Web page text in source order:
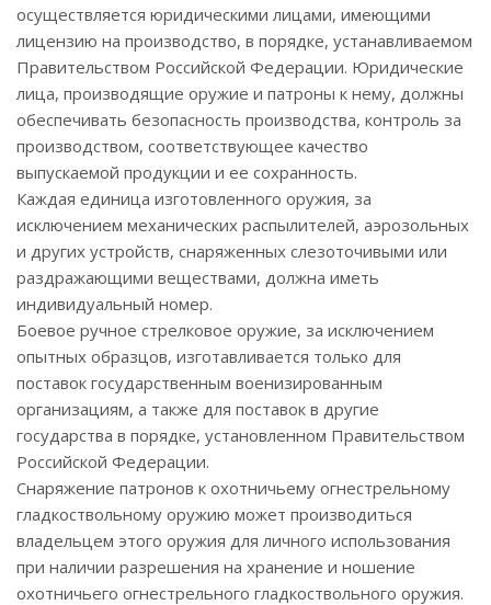
осуществляется юридическими лицами, имеющими
лицензию на производство, в порядке, устанавливаемом
Правительством Российской Федерации. Юридические
лица, производящие оружие и патроны к нему, должны
обеспечивать безопасность производства, контроль за
производством, соответствующее качество
выпускаемой продукции и ее сохранность.
Каждая единица изготовленного оружия, за
исключением механических распылителей, аэрозольных
и других устройств, снаряженных слезоточивыми или
раздражающими веществами, должна иметь
индивидуальный номер.
Боевое ручное стрелковое оружие, за исключением
опытных образцов, изготавливается только для
поставок государственным военизированным
организациям, а также для поставок в другие
государства в порядке, установленном Правительством
Российской Федерации.
Снаряжение патронов к охотничьему огнестрельному
гладкоствольному оружию может производиться
владельцем этого оружия для личного использования
при наличии разрешения на хранение и ношение
охотничьего огнестрельного гладкоствольного оружия.